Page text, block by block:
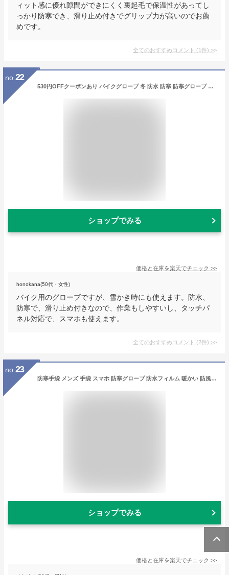
ィット感に優れ隙間ができにくく裏起毛で保温性があってし
っかり防寒でき、滑り止め付きでグリップ力が高いのでお薦
めです。
全てのおすすめコメント (1件) >
no. 22
530円OFFクーポンあり バイクグローブ 冬 防水 防寒 防寒グローブ タッチパネル対応 冬用 秋 メンズ レディース ロング スマホ対応手袋 しっかり保護 自転車 バイク用 滑り止め 手袋 男女兼用
ショップでみる
価格と在庫を楽天でチェック >>
honokana(50代・女性)
バイク用のグローブですが、雪かき時にも使えます。防水、
防寒で、滑り止め付きなので、作業もしやすいし、タッチパ
ネル対応で、スマホも使えます。
全てのおすすめコメント (2件) >
no. 23
防寒手袋 メンズ 手袋 スマホ 防寒グローブ 防水フィルム 暖かい 防風 防寒 防水 反射板 夜間 滑り止め 自転車 グローブ 通勤 通学 冬用 スマートフォン対応手袋 サイクリンググローブ UVカット レディース メンズ 釣り
ショップでみる
価格と在庫を楽天でチェック >>